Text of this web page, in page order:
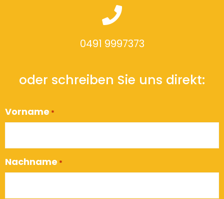
0491 9997373
oder schreiben Sie uns direkt:
Vorname *
Nachname *